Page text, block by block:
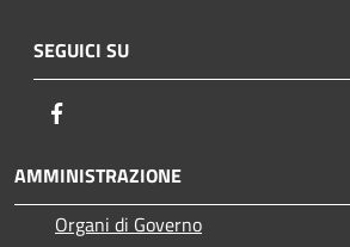
SEGUICI SU
AMMINISTRAZIONE
Organi di Governo